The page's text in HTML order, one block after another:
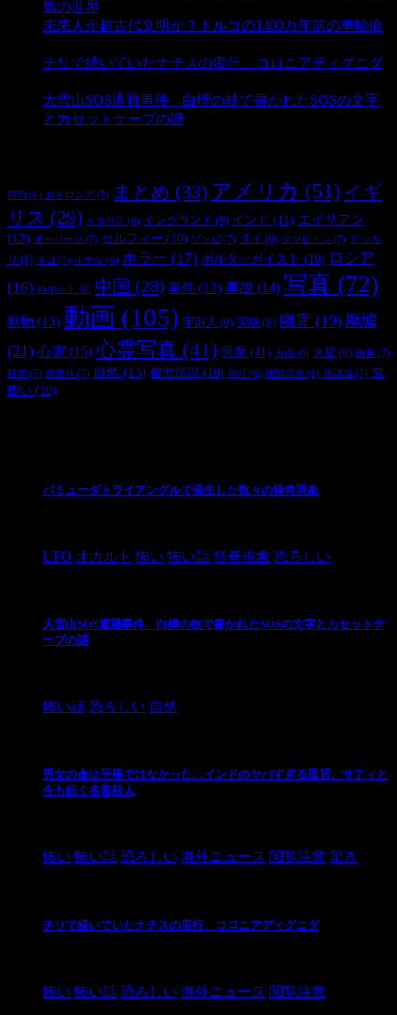
気の世界
未来人か超古代文明か？トルコの1400万年前の車輪痕
チリで続いていたナチスの蛮行、コロニアディグニダ
大雪山SOS遭難事件 白樺の枝で書かれたSOSの文字
とカセットテープの謎
UFO (6) おそロシア (7) まとめ (33) アメリカ (51) イギ
リス (29) イタリア (6) イングランド (9) インド (11) エイリアン
(12) オーパーツ (7) セルフィー (10) ゾンビ (7) タイ (9) タマヒュン (7)
ドッキ
リ (8) ネコ (7) ホテル (6) ホラー (17) ポルターガイスト (10) ロシア
(16)
ロボット (6) 中国 (28) 事件 (13) 事故 (14) 写真 (72)
動物 (13) 動画 (105) 宇宙人 (9) 実験 (9) 幽霊 (19) 廃墟
(21) 心霊 (15) 心霊写真 (41) 悪魔 (11) 火山 (6) 火星 (9) 画像 (7)
科学 (7) 自撮り (7) 自然 (13) 都市伝説 (10) 釣り (6) 閲覧注意 (6) 陰謀論 (7) 鬼
怖い (10)
バミューダトライアングルで発生した数々の怪奇現象
UFO オカルト 怖い 怖い話 怪奇現象 恐ろしい
大雪山SOS遭難事件 白樺の枝で書かれたSOSの文字とカセットテ
ープの謎
怖い話 恐ろしい 自然
男女の命は平等ではなかった…インドのヤバすぎる風習、サティと
今も続く名誉殺人
怖い 怖い話 恐ろしい 海外ニュース 閲覧注意 驚き
チリで続いていたナチスの蛮行、コロニアディグニダ
怖い 怖い話 恐ろしい 海外ニュース 閲覧注意